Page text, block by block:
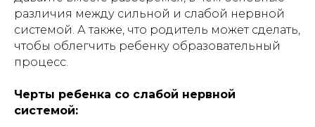
различия между сильной и слабой нервной
системой. А также, что родитель может сделать,
чтобы облегчить ребенку образовательный
процесс.
Черты ребенка со слабой нервной
системой: